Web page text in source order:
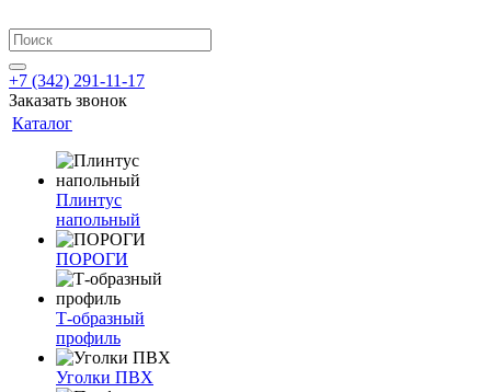
+7 (342) 291-11-17
Заказать звонок
Каталог
Плинтус
напольный
ПОРОГИ
Т-образный
профиль
Уголки ПВХ